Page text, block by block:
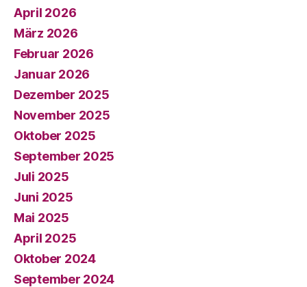
April 2026
März 2026
Februar 2026
Januar 2026
Dezember 2025
November 2025
Oktober 2025
September 2025
Juli 2025
Juni 2025
Mai 2025
April 2025
Oktober 2024
September 2024